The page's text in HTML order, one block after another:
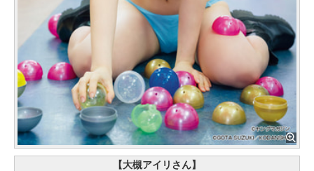
【大槻アイリさん】